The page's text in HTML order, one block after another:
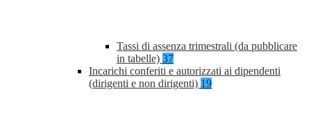
Tassi di assenza trimestrali (da pubblicare
in tabelle) 37
Incarichi conferiti e autorizzati ai dipendenti
(dirigenti e non dirigenti) 19